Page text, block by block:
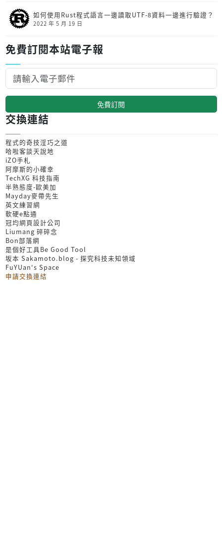
如何使用Rust程式語言一邊讀取UTF-8資料一邊進行驗證？
2022 年 5 月 19 日
免費訂閱本站電子報
免費訂閱
交換連結
程式的奇技淫巧之道
哈啦客談天說地
iZO手札
阿摩斯的小確幸
TechXG 科技指南
半熟態度-歐美加
Mayday麥帶先生
英文練習網
軟硬e點通
冠均網頁設計公司
Liumang 碎碎念
Bon部落網
是個好工具Be Good Tool
坂本 Sakamoto.blog - 探究科技未知領域
FuYUan's Space
申請交換連結